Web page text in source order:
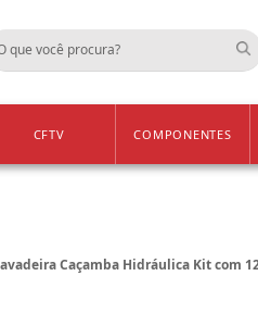
CFTV COMPONENTES
Caçamba Hidráulica Kit com